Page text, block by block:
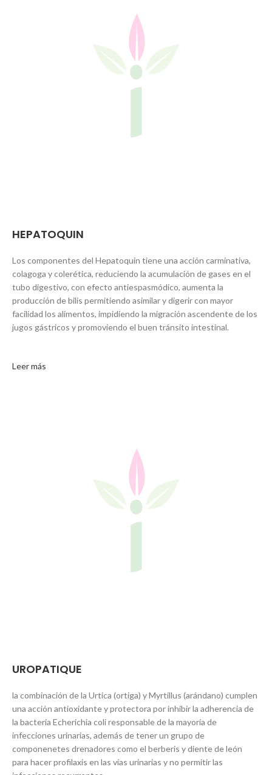
HEPATOQUIN
Los componentes del Hepatoquin tiene una acción carminativa,
colagoga y colerética, reduciendo la acumulación de gases en el
tubo digestivo, con efecto antiespasmódico, aumenta la
producción de bilis permitiendo asimilar y digerir con mayor
facilidad los alimentos, impidiendo la migración ascendente de los
jugos gástricos y promoviendo el buen tránsito intestinal.
Leer más
UROPATIQUE
la combinación de la Urtica (ortiga) y Myrtillus (arándano) cumplen
una acción antioxidante y protectora por inhibir la adherencia de
la bacteria Echerichia coli responsable de la mayoría de
infecciones urinarias, además de tener un grupo de
componenetes drenadores como el berberis y diente de león
para hacer profilaxis en las vías urinarias y no permitir las